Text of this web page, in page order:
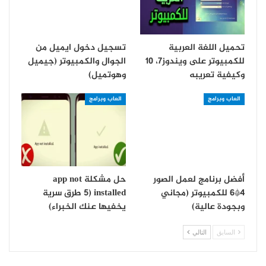
تحميل اللغة العربية
للكمبيوتر على ويندوز7، 10
وكيفية تعريبه
تسجيل دخول ايميل من
الجوال والكمبيوتر (جيميل
وهوتميل)
العاب وبرامج
أفضل برنامج لعمل الصور
4*6 للكمبيوتر (مجاني
وبجودة عالية)
العاب وبرامج
حل مشكلة app not
installed (5 طرق سرية
يخفيها عنك الخبراء)
السابق التالي